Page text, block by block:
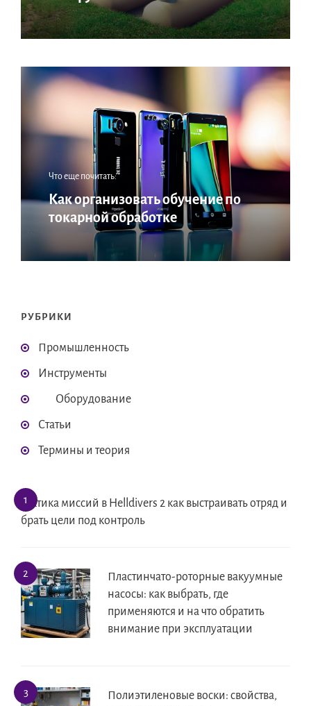
Что еще почитать:
Как организовать обучение по
токарной обработке
РУБРИКИ
Промышленность
Инструменты
Оборудование
Статьи
Термины и теория
Тактика миссий в Helldivers 2 как выстраивать отряд и
брать цели под контроль
Пластинчато-роторные вакуумные
насосы: как выбрать, где
применяются и на что обратить
внимание при эксплуатации
Полиэтиленовые воски: свойства,